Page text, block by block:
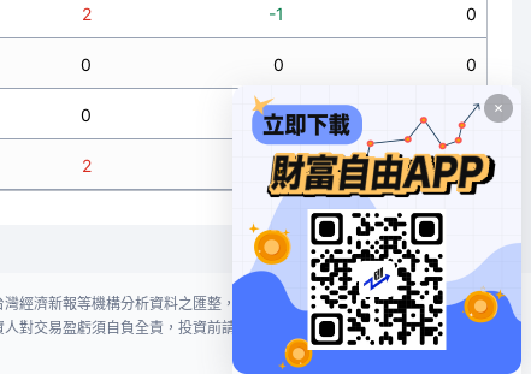
2 -1 0
0 0 0
0 0 0
2 -1 0
經濟新報等機構分析資料之匯整，本網站對投資人買賣不作任何建議或暗
對交易盈虧須自負全責，投資前請謹慎評估風險。